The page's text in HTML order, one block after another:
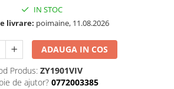
IN STOC
livrare: poimaine, 11.08.2026
ADAUGA IN COS
Produs: ZY1901VIV
de ajutor? 0772003385